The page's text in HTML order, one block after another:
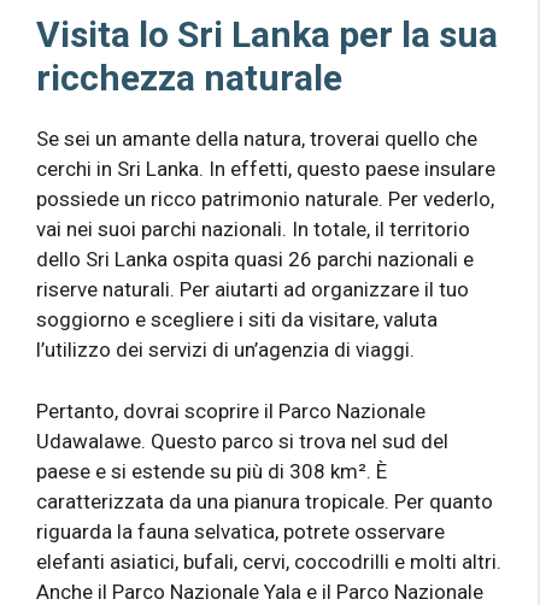
Visita lo Sri Lanka per la sua
ricchezza naturale
Se sei un amante della natura, troverai quello che
cerchi in Sri Lanka. In effetti, questo paese insulare
possiede un ricco patrimonio naturale. Per vederlo,
vai nei suoi parchi nazionali. In totale, il territorio
dello Sri Lanka ospita quasi 26 parchi nazionali e
riserve naturali. Per aiutarti ad organizzare il tuo
soggiorno e scegliere i siti da visitare, valuta
l’utilizzo dei servizi di un’agenzia di viaggi.
Pertanto, dovrai scoprire il Parco Nazionale
Udawalawe. Questo parco si trova nel sud del
paese e si estende su più di 308 km². È
caratterizzata da una pianura tropicale. Per quanto
riguarda la fauna selvatica, potrete osservare
elefanti asiatici, bufali, cervi, coccodrilli e molti altri.
Anche il Parco Nazionale Yala e il Parco Nazionale